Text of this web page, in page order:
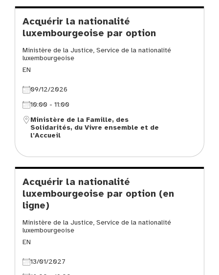
Acquérir la nationalité
luxembourgeoise par option
Ministère de la Justice, Service de la nationalité
luxembourgeoise
EN
09/12/2026
10:00 - 11:00
Ministère de la Famille, des
Solidarités, du Vivre ensemble et de
l’Accueil
Acquérir la nationalité
luxembourgeoise par option (en
ligne)
Ministère de la Justice, Service de la nationalité
luxembourgeoise
EN
13/01/2027